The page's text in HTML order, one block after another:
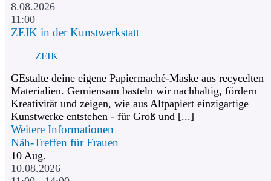
8.08.2026
11:00
ZEIK in der Kunstwerkstatt
ZEIK
GEstalte deine eigene Papiermaché-Maske aus recycelten
Materialien. Gemiensam basteln wir nachhaltig, fördern
Kreativität und zeigen, wie aus Altpapiert einzigartige
Kunstwerke entstehen - für Groß und [...]
Weitere Informationen
Näh-Treffen für Frauen
10 Aug.
10.08.2026